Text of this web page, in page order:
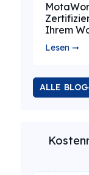
Ihrem
Lesen ➞
ALLE